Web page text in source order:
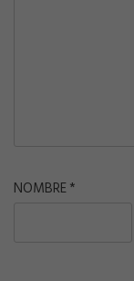
NOMBRE*